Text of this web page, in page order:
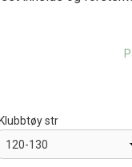
Klubbtøy str